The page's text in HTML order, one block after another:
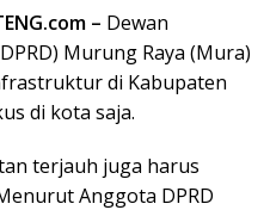
– Dewan
Murung Raya (Mura)
di Kabupaten
di kota saja.
terjauh juga harus
Anggota DPRD